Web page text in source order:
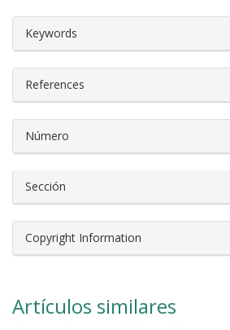
Keywords
References
Número
Sección
Copyright Information
Artículos similares